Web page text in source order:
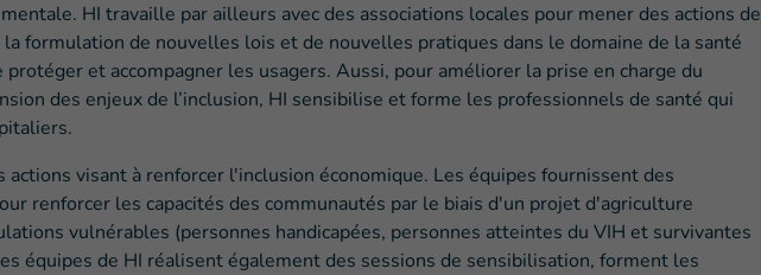
HI travaille par ailleurs avec des associations locales pour mener des actions de
formulation de nouvelles lois et de nouvelles pratiques dans le domaine de la santé
et accompagner les usagers. Aussi, pour améliorer la prise en charge du
des enjeux de l’inclusion, HI sensibilise et forme les professionnels de santé qui
actions visant à renforcer l'inclusion économique. Les équipes fournissent des
renforcer les capacités des communautés par le biais d'un projet d'agriculture
vulnérables (personnes handicapées, personnes atteintes du VIH et survivantes
équipes de HI réalisent également des sessions de sensibilisation, forment les